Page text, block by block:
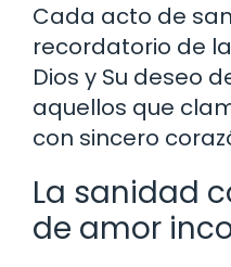
Cada acto de
recordatorio de
Dios y Su deseo
aquellos que
con sincero
La sanidad
de amor